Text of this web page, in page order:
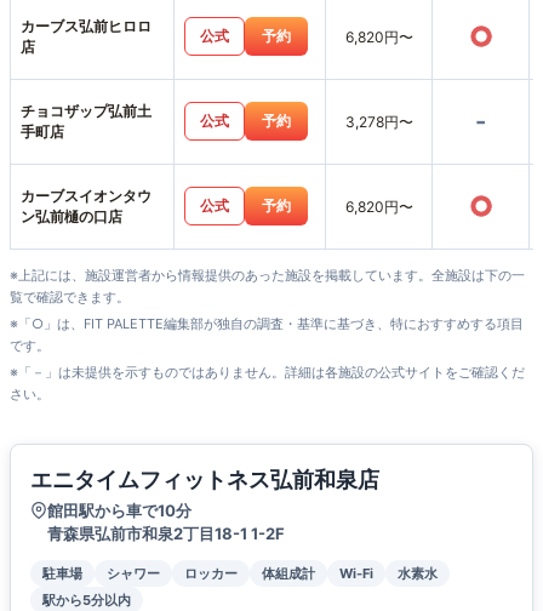
カーブス弘前ヒロロ
店
公式 予約 6,820円〜 ○
チョコザップ弘前土
手町店
公式 予約 3,278円〜 -
カーブスイオンタウ
ン弘前樋の口店
公式 予約 6,820円〜 ○
※上記には、施設運営者から情報提供のあった施設を掲載しています。全施設は下の一
覧で確認できます。
※「○」は、FIT PALETTE編集部が独自の調査・基準に基づき、特におすすめする項目
です。
※「－」は未提供を示すものではありません。詳細は各施設の公式サイトをご確認くだ
さい。
エニタイムフィットネス弘前和泉店
館田駅から車で10分
青森県弘前市和泉2丁目18-1 1-2F
駐車場 シャワー ロッカー 体組成計 Wi-Fi
水素水
駅から5分以内